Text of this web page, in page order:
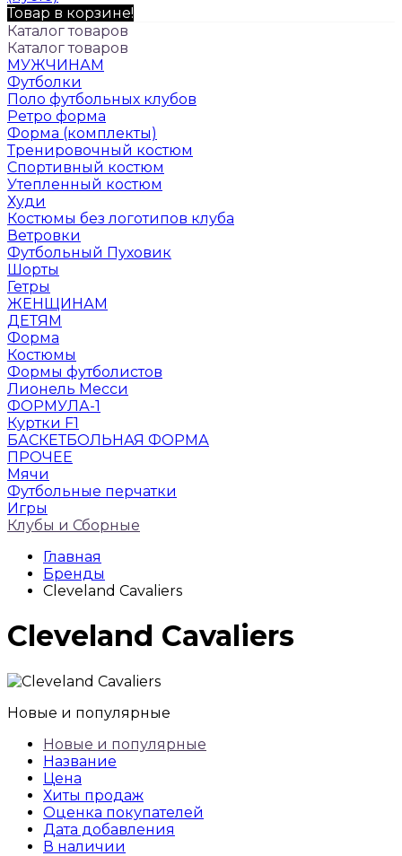
Товар в корзине!
Каталог товаров
Каталог товаров
МУЖЧИНАМ
Футболки
Поло футбольных клубов
Ретро форма
Форма (комплекты)
Тренировочный костюм
Спортивный костюм
Утепленный костюм
Худи
Костюмы без логотипов клуба
Ветровки
Футбольный Пуховик
Шорты
Гетры
ЖЕНЩИНАМ
ДЕТЯМ
Форма
Костюмы
Формы футболистов
Лионель Месси
ФОРМУЛА-1
Куртки F1
БАСКЕТБОЛЬНАЯ ФОРМА
ПРОЧЕЕ
Мячи
Футбольные перчатки
Игры
Клубы и Сборные
Главная
Бренды
Cleveland Cavaliers
Cleveland Cavaliers
Новые и популярные
Новые и популярные
Название
Цена
Хиты продаж
Оценка покупателей
Дата добавления
В наличии